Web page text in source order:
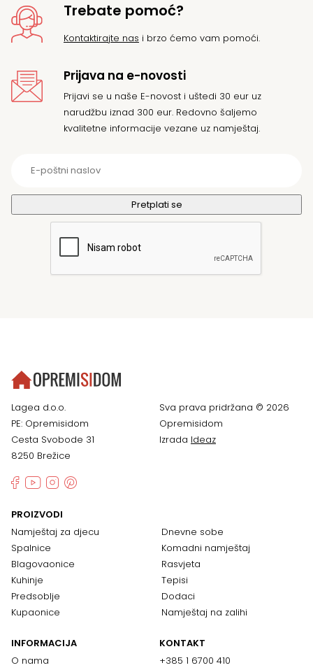
Trebate pomoć?
Kontaktirajte nas i brzo ćemo vam pomoći.
Prijava na e-novosti
Prijavi se u naše E-novost i uštedi 30 eur uz
narudžbu iznad 300 eur. Redovno šaljemo
kvalitetne informacije vezane uz namještaj.
Lagea d.o.o.
PE: Opremisidom
Cesta Svobode 31
8250 Brežice
Sva prava pridržana © 2026
Opremisidom
Izrada Ideaz
PROIZVODI
Namještaj za djecu
Spalnice
Blagovaonice
Kuhinje
Predsoblje
Kupaonice
Dnevne sobe
Komadni namještaj
Rasvjeta
Tepisi
Dodaci
Namještaj na zalihi
INFORMACIJA
O nama
KONTAKT
+385 1 6700 410